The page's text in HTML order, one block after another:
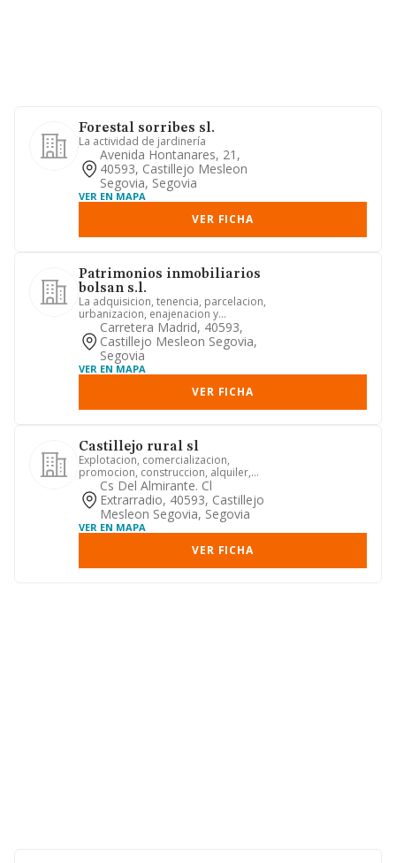
Forestal sorribes sl.
La actividad de jardinería
Avenida Hontanares, 21,
40593, Castillejo Mesleon
Segovia, Segovia
VER EN MAPA
VER FICHA
Patrimonios inmobiliarios
bolsan s.l.
La adquisicion, tenencia, parcelacion,
urbanizacion, enajenacion y
explotacion, por cualquier titul...
Carretera Madrid, 40593,
Castillejo Mesleon Segovia,
Segovia
VER EN MAPA
VER FICHA
Castillejo rural sl
Explotacion, comercializacion,
promocion, construccion, alquiler,
compra y venta de toda clase de b...
Cs Del Almirante. Cl
Extrarradio, 40593, Castillejo
Mesleon Segovia, Segovia
VER EN MAPA
VER FICHA